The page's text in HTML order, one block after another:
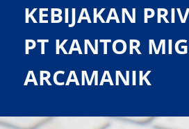
KEBIJAKAN
PT KANTOR
ARCAMANIK